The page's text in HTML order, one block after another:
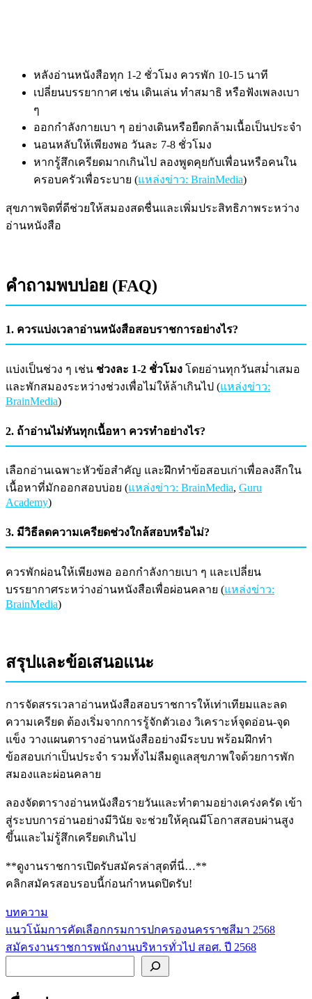
หลังอ่านหนังสือทุก 1-2 ชั่วโมง ควรพัก 10-15 นาที
เปลี่ยนบรรยากาศ เช่น เดินเล่น ทำสมาธิ หรือฟังเพลงเบา
ๆ
ออกกำลังกายเบา ๆ อย่างเดินหรือยืดกล้ามเนื้อเป็นประจำ
นอนหลับให้เพียงพอ วันละ 7-8 ชั่วโมง
หากรู้สึกเครียดมากเกินไป ลองพูดคุยกับเพื่อนหรือคนใน
ครอบครัวเพื่อระบาย (แหล่งข่าว: BrainMedia)
สุขภาพจิตที่ดีช่วยให้สมองสดชื่นและเพิ่มประสิทธิภาพระหว่าง
อ่านหนังสือ
คำถามพบบ่อย (FAQ)
1. ควรแบ่งเวลาอ่านหนังสือสอบราชการอย่างไร?
แบ่งเป็นช่วง ๆ เช่น ช่วงละ 1-2 ชั่วโมง โดยอ่านทุกวันสม่ำเสมอ
และพักสมองระหว่างช่วงเพื่อไม่ให้ล้าเกินไป (แหล่งข่าว:
BrainMedia)
2. ถ้าอ่านไม่ทันทุกเนื้อหา ควรทำอย่างไร?
เลือกอ่านเฉพาะหัวข้อสำคัญ และฝึกทำข้อสอบเก่าเพื่อลงลึกใน
เนื้อหาที่มักออกสอบบ่อย (แหล่งข่าว: BrainMedia, Guru
Academy)
3. มีวิธีลดความเครียดช่วงใกล้สอบหรือไม่?
ควรพักผ่อนให้เพียงพอ ออกกำลังกายเบา ๆ และเปลี่ยน
บรรยากาศระหว่างอ่านหนังสือเพื่อผ่อนคลาย (แหล่งข่าว:
BrainMedia)
สรุปและข้อเสนอแนะ
การจัดสรรเวลาอ่านหนังสือสอบราชการให้เท่าเทียมและลด
ความเครียด ต้องเริ่มจากการรู้จักตัวเอง วิเคราะห์จุดอ่อน-จุด
แข็ง วางแผนตารางอ่านหนังสืออย่างมีระบบ พร้อมฝึกทำ
ข้อสอบเก่าเป็นประจำ รวมทั้งไม่ลืมดูแลสุขภาพใจด้วยการพัก
สมองและผ่อนคลาย
ลองจัดตารางอ่านหนังสือรายวันและทำตามอย่างเคร่งครัด เข้า
สู่ระบบการอ่านอย่างมีวินัย จะช่วยให้คุณมีโอกาสสอบผ่านสูง
ขึ้นและไม่รู้สึกเครียดเกินไป
**ดูงานราชการเปิดรับสมัครล่าสุดที่นี่…**
คลิกสมัครสอบรอบนี้ก่อนกำหนดปิดรับ!
บทความ
แนะแนว
เรื่อง
แนวโน้มการคัดเลือกกรมการปกครองนครราชสีมา 2568
สมัครงานราชการพนักงานบริหารทั่วไป สอศ. ปี 2568